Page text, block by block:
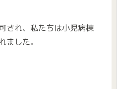
され、私たちは小児病棟
ました。